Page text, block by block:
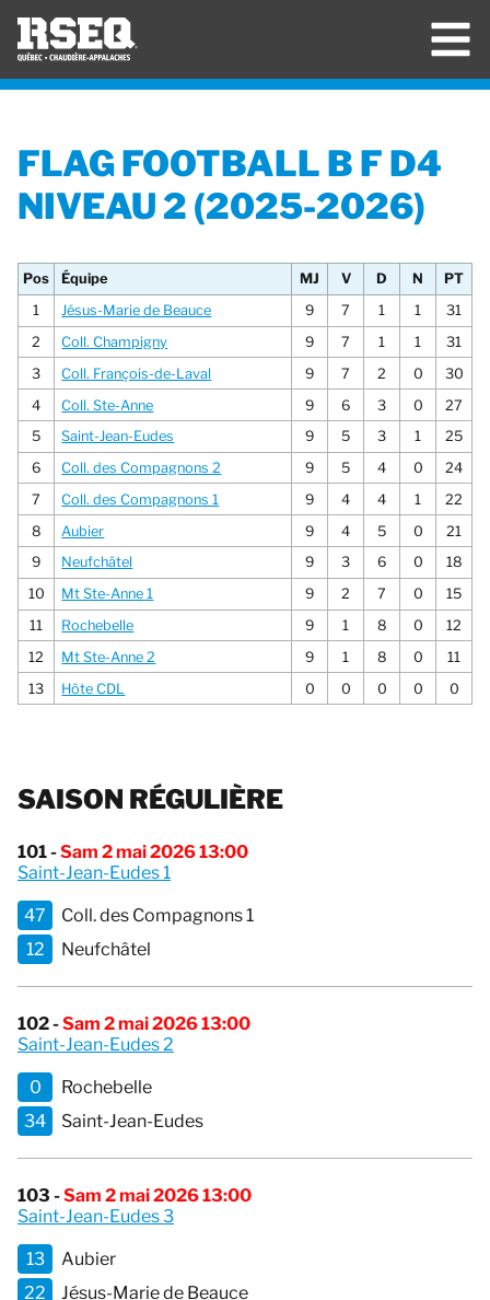
FLAG FOOTBALL B F D4
NIVEAU 2 (2025-2026)
Pos Équipe MJ V D N
PT
1
Jésus-Marie de Beauce 9 7 1 1
31
2
Coll. Champigny 9 7 1 1
31
3
Coll. François-de-Laval 9 7 2 0
30
4
Coll. Ste-Anne 9 6 3 0
27
5
Saint-Jean-Eudes 9 5 3 1
25
6
Coll. des Compagnons 2 9 5 4 0
24
7
Coll. des Compagnons 1 9 4 4 1
22
8
Aubier 9 4 5 0
21
9
Neufchâtel 9 3 6 0
18
10
Mt Ste-Anne 1 9 2 7 0
15
11
Rochebelle 9 1 8 0
12
12
Mt Ste-Anne 2 9 1 8 0
11
13
Hôte CDL 0 0 0 0 0
SAISON RÉGULIÈRE
101 -Sam 2 mai 2026 13:00
Saint-Jean-Eudes 1
47
Coll. des Compagnons 1
12
Neufchâtel
102 -Sam 2 mai 2026 13:00
Saint-Jean-Eudes 2
0
Rochebelle
34
Saint-Jean-Eudes
103 -Sam 2 mai 2026 13:00
Saint-Jean-Eudes 3
13
Aubier
22
Jésus-Marie de Beauce